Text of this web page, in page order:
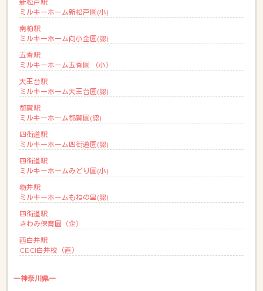
新松戸駅
ミルキーホーム新松戸園(小)
南柏駅
ミルキーホーム向小金園(認)
五香駅
ミルキーホーム五香園 （小）
天王台駅
ミルキーホーム天王台園(認)
都賀駅
ミルキーホーム都賀園(認)
四街道駅
ミルキーホーム四街道園(認)
四街道駅
ミルキーホームみどり園(小)
物井駅
ミルキーホームもねの里(認)
四街道駅
きわみ保育園（企）
西白井駅
CECI白井校（直）
―神奈川県―